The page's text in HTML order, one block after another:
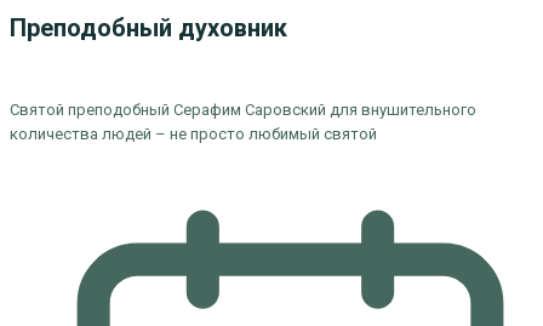
Преподобный духовник
Святой преподобный Серафим Саровский для внушительного
количества людей – не просто любимый святой